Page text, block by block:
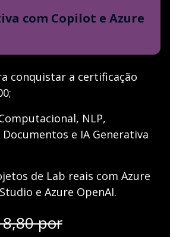
com Copilot e Azure
conquistar a certificação
NLP,
e IA Generativa
de Lab reais com Azure
e Azure OpenAI.
por